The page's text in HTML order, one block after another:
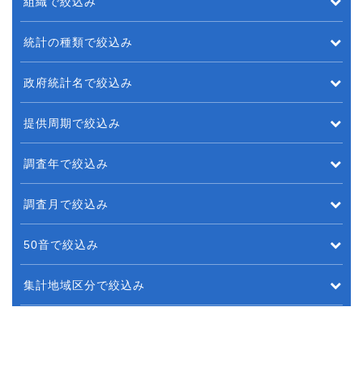
統計の種類で絞込み
政府統計名で絞込み
提供周期で絞込み
調査年で絞込み
調査月で絞込み
50音で絞込み
集計地域区分で絞込み